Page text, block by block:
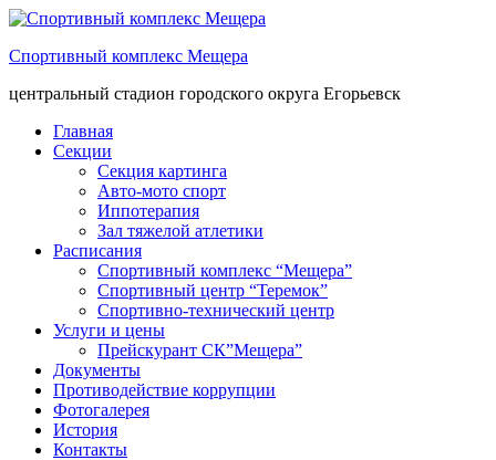
Спортивный комплекс Мещера
центральный стадион городского округа Егорьевск
Главная
Секции
Секция картинга
Авто-мото спорт
Иппотерапия
Зал тяжелой атлетики
Расписания
Спортивный комплекс “Мещера”
Спортивный центр “Теремок”
Спортивно-технический центр
Услуги и цены
Прейскурант СК”Мещера”
Документы
Противодействие коррупции
Фотогалерея
История
Контакты